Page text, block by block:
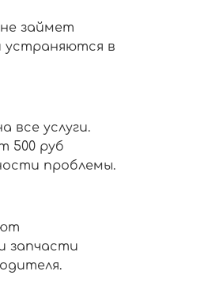
займет
устраняются в
все услуги.
500 руб
проблемы.
запчасти